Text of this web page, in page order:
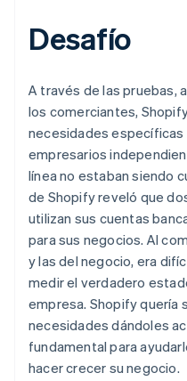
Desafío
A través de las pruebas,
los comerciantes,
necesidades
empresarios
línea no estaban siendo
de Shopify reveló que
utilizan sus cuentas
para sus negocios. Al
y las del negocio, era
medir el verdadero
empresa. Shopify quería
necesidades dándoles
fundamental para
hacer crecer su negocio.